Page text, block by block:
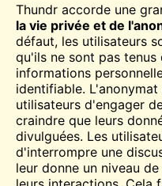
Thundr accorde une
la vie privée et de
défaut, les utilisateurs
qu'ils ne sont pas tenus
informations
identifiable.
utilisateurs d'engager
craindre que leurs
divulguées. Les
d'interrompre une
leur donne un niveau